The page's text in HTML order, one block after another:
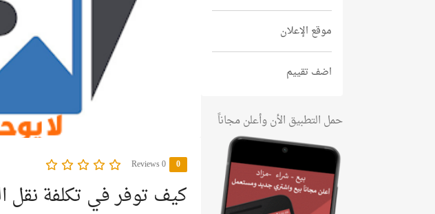
موقع الإعلان
اضف تقييم
حمل التطبيق الأن وأعلن مجاناً
0
0 Reviews
كيف توفر في تكلفة